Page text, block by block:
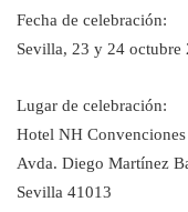
Fecha de celebración:
Sevilla, 23 y 24 octubre
Lugar de celebración:
Hotel NH Convenciones
Avda. Diego Martínez
Sevilla 41013